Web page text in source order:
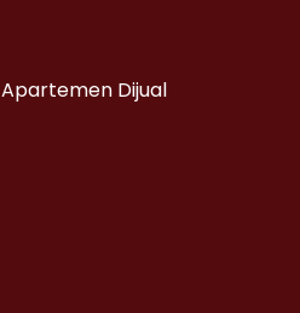
Apartemen Dijual